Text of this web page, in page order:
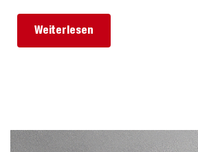
Weiterlesen